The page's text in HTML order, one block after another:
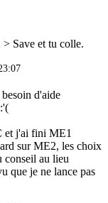
Save et tu colle.
d'aide
et j'ai fini ME1
sur ME2, les choix
conseil au lieu
que je ne lance pas